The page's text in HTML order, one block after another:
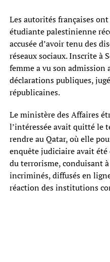
Les autorités françaises
étudiante palestinienne
accusée d’avoir tenu des
réseaux sociaux. Inscrite à
femme a vu son admission
déclarations publiques,
républicaines.
Le ministère des Affaires
l’intéressée avait quitté le
rendre au Qatar, où elle
enquête judiciaire avait
du terrorisme, conduisant
incriminés, diffusés en
réaction des institutions